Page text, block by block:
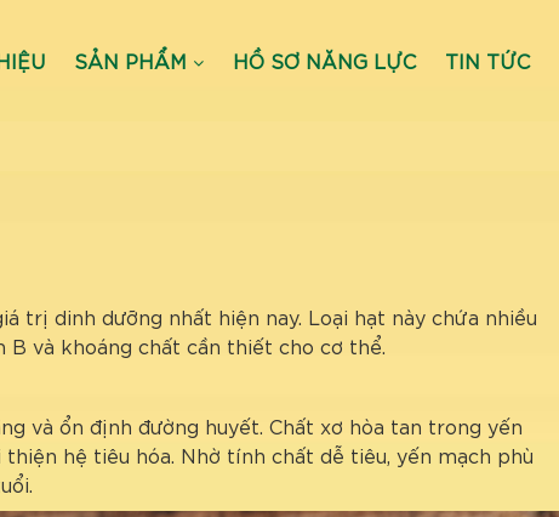
SẢN PHẨM HỒ SƠ NĂNG LỰC TIN TỨC
trị dinh dưỡng nhất hiện nay. Loại hạt này chứa nhiều
và khoáng chất cần thiết cho cơ thể.
và ổn định đường huyết. Chất xơ hòa tan trong yến
hệ tiêu hóa. Nhờ tính chất dễ tiêu, yến mạch phù